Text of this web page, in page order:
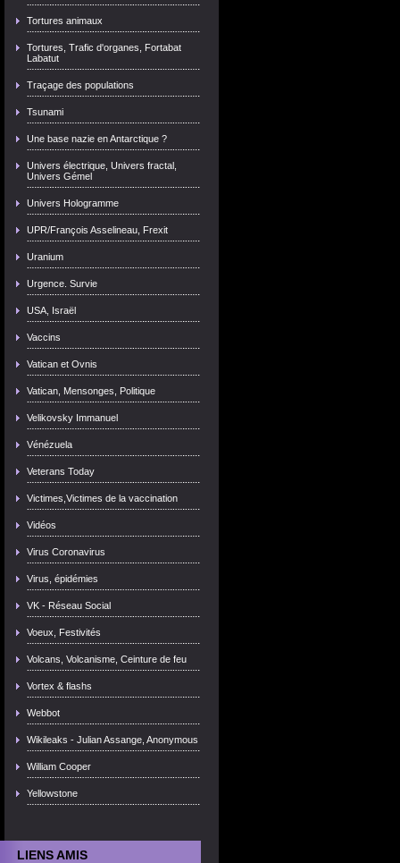
Tortures animaux
Tortures, Trafic d'organes, Fortabat
Labatut
Traçage des populations
Tsunami
Une base nazie en Antarctique ?
Univers électrique, Univers fractal,
Univers Gémel
Univers Hologramme
UPR/François Asselineau, Frexit
Uranium
Urgence. Survie
USA, Israël
Vaccins
Vatican et Ovnis
Vatican, Mensonges, Politique
Velikovsky Immanuel
Vénézuela
Veterans Today
Victimes,Victimes de la vaccination
Vidéos
Virus Coronavirus
Virus, épidémies
VK - Réseau Social
Voeux, Festivités
Volcans, Volcanisme, Ceinture de feu
Vortex & flashs
Webbot
Wikileaks - Julian Assange, Anonymous
William Cooper
Yellowstone
LIENS AMIS